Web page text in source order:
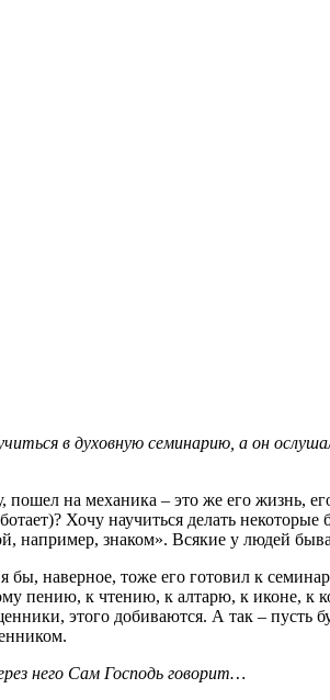
в духовную семинарию, а он
на механика – это же его жизнь,
Хочу научиться делать
например, знаком». Всякие у людей
наверное, тоже его готовил к
пению, к чтению, к алтарю, к иконе, к
этого добиваются. А так – пусть
него Сам Господь говорит…